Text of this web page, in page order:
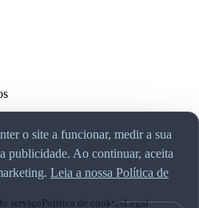
serviçoPolítica de cookiesLegal
o site a funcionar, medir a sua
publicidade. Ao continuar, aceita
Leia a nossa Política de